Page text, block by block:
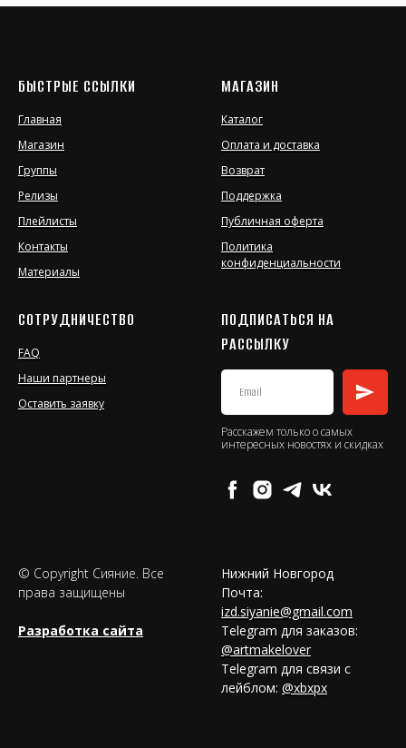
БЫСТРЫЕ ССЫЛКИ
Главная
Магазин
Группы
Релизы
Плейлисты
Контакты
Материалы
МАГАЗИН
Каталог
Оплата и доставка
Возврат
Поддержка
Публичная оферта
Политика
конфиденциальности
СОТРУДНИЧЕСТВО
FAQ
Наши партнеры
Оставить заявку
ПОДПИСАТЬСЯ НА
РАССЫЛКУ
Расскажем только о самых
интересных новостях и скидках
© Copyright Сияние. Все
права защищены
Разработка сайта
Нижний Новгород
Почта:
izd.siyanie@gmail.com
Telegram для заказов:
@artmakelover
Telegram для связи с
лейблом: @xbxpx